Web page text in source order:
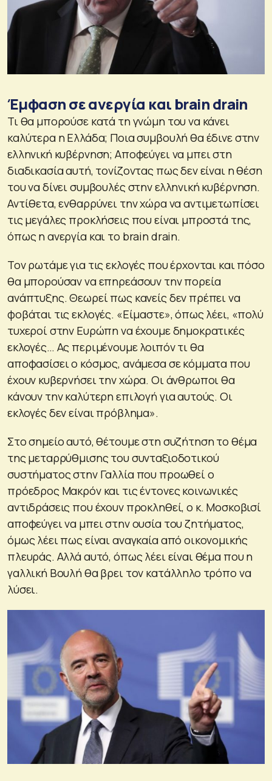
Έμφαση σε ανεργία και brain drain
Τι θα μπορούσε κατά τη γνώμη του να κάνει
καλύτερα η Ελλάδα; Ποια συμβουλή θα έδινε στην
ελληνική κυβέρνηση; Αποφεύγει να μπει στη
διαδικασία αυτή, τονίζοντας πως δεν είναι η θέση
του να δίνει συμβουλές στην ελληνική κυβέρνηση.
Αντίθετα, ενθαρρύνει την χώρα να αντιμετωπίσει
τις μεγάλες προκλήσεις που είναι μπροστά της,
όπως η ανεργία και το brain drain.
Τον ρωτάμε για τις εκλογές που έρχονται και πόσο
θα μπορούσαν να επηρεάσουν την πορεία
ανάπτυξης. Θεωρεί πως κανείς δεν πρέπει να
φοβάται τις εκλογές. «Είμαστε», όπως λέει, «πολύ
τυχεροί στην Ευρώπη να έχουμε δημοκρατικές
εκλογές… Ας περιμένουμε λοιπόν τι θα
αποφασίσει ο κόσμος, ανάμεσα σε κόμματα που
έχουν κυβερνήσει την χώρα. Οι άνθρωποι θα
κάνουν την καλύτερη επιλογή για αυτούς. Οι
εκλογές δεν είναι πρόβλημα».
Στο σημείο αυτό, θέτουμε στη συζήτηση το θέμα
της μεταρρύθμισης του συνταξιοδοτικού
συστήματος στην Γαλλία που προωθεί ο
πρόεδρος Μακρόν και τις έντονες κοινωνικές
αντιδράσεις που έχουν προκληθεί, ο κ. Μοσκοβισί
αποφεύγει να μπει στην ουσία του ζητήματος,
όμως λέει πως είναι αναγκαία από οικονομικής
πλευράς. Αλλά αυτό, όπως λέει είναι θέμα που η
γαλλική Βουλή θα βρει τον κατάλληλο τρόπο να
λύσει.